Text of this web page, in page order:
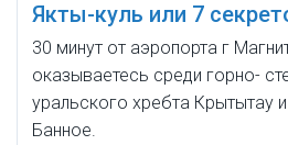
Якты-куль или 7
30 минут от аэропорта г
оказываетесь среди горно-
уральского хребта Крытытау
Банное.